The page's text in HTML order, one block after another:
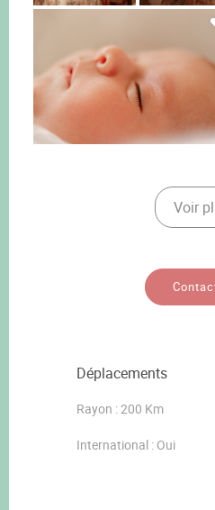
Voir
Déplacements
Rayon : 200 Km
International : Oui